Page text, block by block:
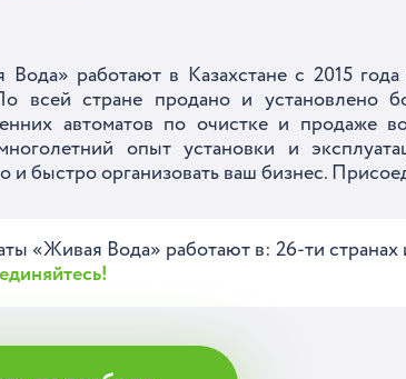
работают в Казахстане с 2015
всей стране продано и установлено
автоматов по очистке и продаже
опыт установки и
и быстро организовать ваш бизнес.
«Живая Вода» работают в: 26-ти странах